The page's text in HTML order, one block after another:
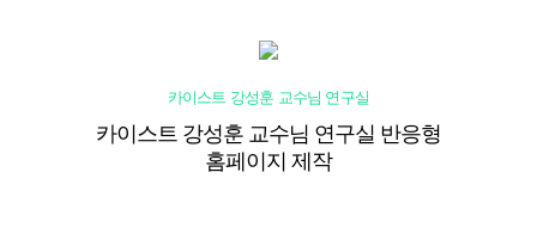
카이스트 강성훈 교수님 연구실
카이스트 강성훈 교수님 연구실 반응형
홈페이지 제작